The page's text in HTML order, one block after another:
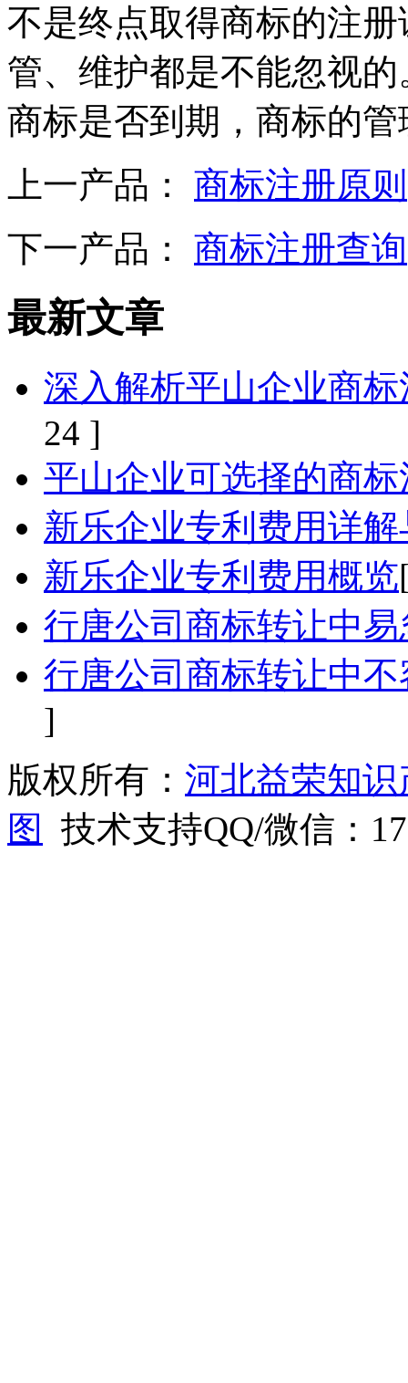
不是终点取得商标的注
管、维护都是不能忽视
商标是否到期，商标的
上一产品： 商标注册原则
下一产品： 商标注册查询
最新文章
深入解析平山企业商
24 ]
平山企业可选择的商
新乐企业专利费用详
新乐企业专利费用概览
行唐公司商标转让中
行唐公司商标转让中
]
版权所有： 河北益荣知
图
技术支持QQ/微信：